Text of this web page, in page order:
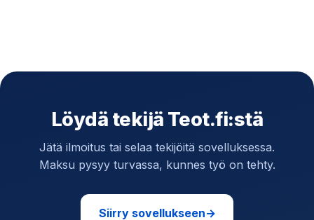
Löydä tekijä Teot.fi:stä
Jätä ilmoitus tai selaa tekijöitä sovelluksessa.
Maksu pysyy turvassa, kunnes työ on tehty.
Siirry sovellukseen→